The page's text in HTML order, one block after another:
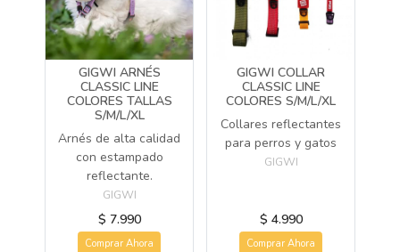
GIGWI ARNÉS
CLASSIC LINE
COLORES TALLAS
S/M/L/XL
Arnés de alta calidad
con estampado
reflectante.
GIGWI
$ 7.990
Comprar Ahora
GIGWI COLLAR
CLASSIC LINE
COLORES S/M/L/XL
Collares reflectantes
para perros y gatos
GIGWI
$ 4.990
Comprar Ahora